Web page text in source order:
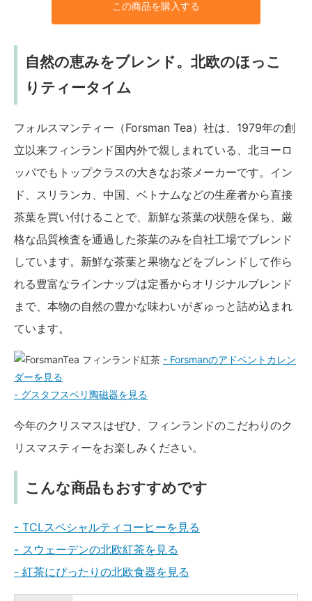
この商品を購入する
自然の恵みをブレンド。北欧のほっこ
りティータイム
フォルスマンティー（Forsman Tea）社は、1979年の創
立以来フィンランド国内外で親しまれている、北ヨーロ
ッパでもトップクラスの大きなお茶メーカーです。イン
ド、スリランカ、中国、ベトナムなどの生産者から直接
茶葉を買い付けることで、新鮮な茶葉の状態を保ち、厳
格な品質検査を通過した茶葉のみを自社工場でブレンド
しています。新鮮な茶葉と果物などをブレンドして作ら
れる豊富なラインナップは定番からオリジナルブレンド
まで、本物の自然の豊かな味わいがぎゅっと詰め込まれ
ています。
- Forsmanのアドベントカレン
ダーを見る
- グスタフスベリ陶磁器を見る
今年のクリスマスはぜひ、フィンランドのこだわりのク
リスマスティーをお楽しみください。
こんな商品もおすすめです
- TCLスペシャルティコーヒーを見る
- スウェーデンの北欧紅茶を見る
- 紅茶にぴったりの北欧食器を見る